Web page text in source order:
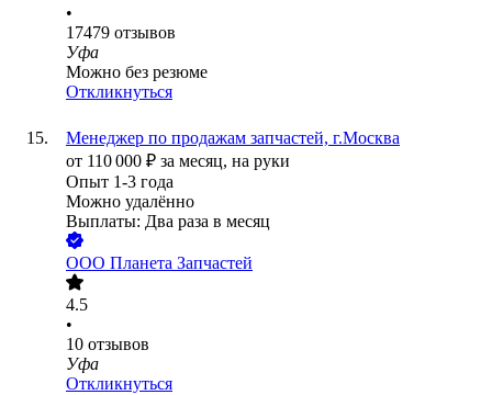
•
17479 отзывов
Уфа
Можно без резюме
Откликнуться
Менеджер по продажам запчастей, г.Москва
от 110 000 ₽ за месяц, на руки
Опыт 1-3 года
Можно удалённо
Выплаты: Два раза в месяц
ООО Планета Запчастей
4.5
•
10 отзывов
Уфа
Откликнуться